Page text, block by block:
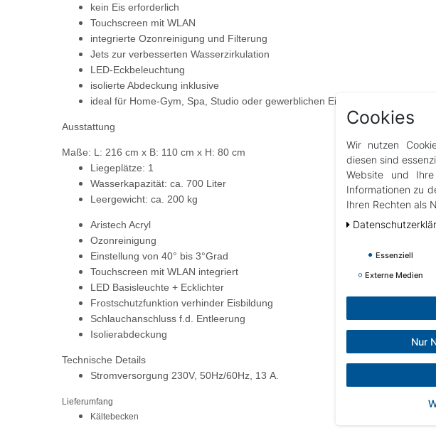
kein Eis erforderlich
Touchscreen mit WLAN
integrierte Ozonreinigung und Filterung
Jets zur verbesserten Wasserzirkulation
LED-Eckbeleuchtung
isolierte Abdeckung inklusive
ideal für Home-Gym, Spa, Studio oder gewerblichen Einsatz
Ausstattung
Maße: L: 216 cm x B: 110 cm x H: 80 cm
Liegeplätze: 1
Wasserkapazität: ca. 700 Liter
Leergewicht: ca. 200 kg
Aristech Acryl
Ozonreinigung
Einstellung von 40° bis 3°Grad
Touchscreen mit WLAN integriert
LED Basisleuchte + Ecklichter
Frostschutzfunktion verhinder Eisbildung
Schlauchanschluss f.d. Entleerung
Isolierabdeckung
Technische Details
Stromversorgung 230V, 50Hz/60Hz, 13 A.
Lieferumfang
Kältebecken
Cookies
Wir nutzen
diesen sind
Website und
Informationen zu
Ihren Rechten als
Essenziell
Externe Medien
Nur